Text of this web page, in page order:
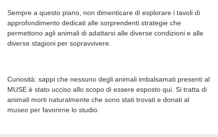
Sempre a questo piano, non dimenticare di esplorare i tavoli di
approfondimento dedicati alle sorprendenti strategie che
permettono agli animali di adattarsi alle diverse condizioni e alle
diverse stagioni per sopravvivere.
Curiosità: sappi che nessuno degli animali imbalsamati presenti al
MUSE è stato ucciso allo scopo di essere esposto qui. Si tratta di
animali morti naturalmente che sono stati trovati e donati al
museo per favorirne lo studio.